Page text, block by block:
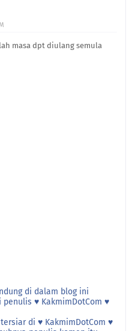
masa dpt diulang semula
di dalam blog ini
♥ KakmimDotCom ♥
di ♥ KakmimDotCom ♥